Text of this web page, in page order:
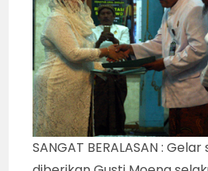
SANGAT BERALASAN :